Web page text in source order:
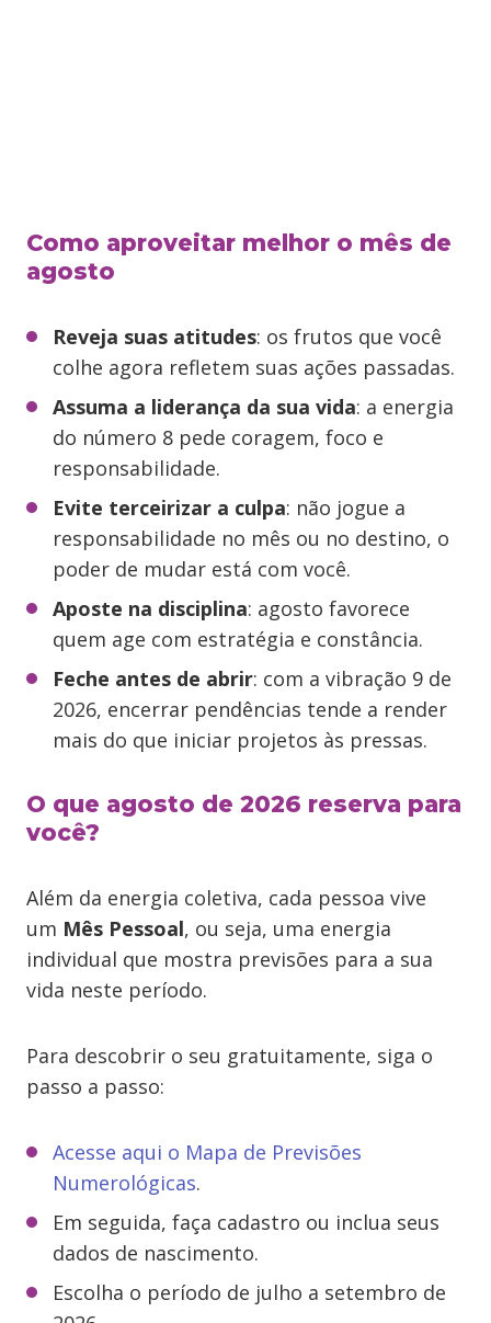
Como aproveitar melhor o mês de
agosto
Reveja suas atitudes: os frutos que você
colhe agora refletem suas ações passadas.
Assuma a liderança da sua vida: a energia
do número 8 pede coragem, foco e
responsabilidade.
Evite terceirizar a culpa: não jogue a
responsabilidade no mês ou no destino, o
poder de mudar está com você.
Aposte na disciplina: agosto favorece
quem age com estratégia e constância.
Feche antes de abrir: com a vibração 9 de
2026, encerrar pendências tende a render
mais do que iniciar projetos às pressas.
O que agosto de 2026 reserva para
você?
Além da energia coletiva, cada pessoa vive
um Mês Pessoal, ou seja, uma energia
individual que mostra previsões para a sua
vida neste período.
Para descobrir o seu gratuitamente, siga o
passo a passo:
Acesse aqui o Mapa de Previsões
Numerológicas.
Em seguida, faça cadastro ou inclua seus
dados de nascimento.
Escolha o período de julho a setembro de